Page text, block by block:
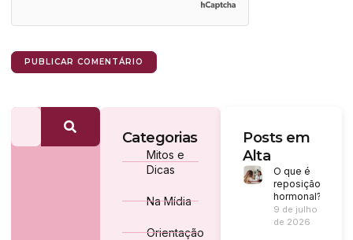
Categorias
Mitos e
Dicas
Na Mídia
Orientação
Posts em
Alta
O que é
reposição
hormonal?
9 de julho
de 2026